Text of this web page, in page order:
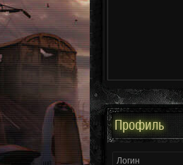
Профиль